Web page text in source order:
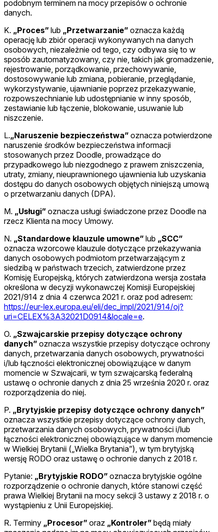
podobnym terminem na mocy przepisów o ochronie
danych.
K. „Proces” lub „Przetwarzanie” oznacza każdą
operację lub zbiór operacji wykonywanych na danych
osobowych, niezależnie od tego, czy odbywa się to w
sposób zautomatyzowany, czy nie, takich jak gromadzenie,
rejestrowanie, porządkowanie, przechowywanie,
dostosowywanie lub zmiana, pobieranie, przeglądanie,
wykorzystywanie, ujawnianie poprzez przekazywanie,
rozpowszechnianie lub udostępnianie w inny sposób,
zestawianie lub łączenie, blokowanie, usuwanie lub
niszczenie.
L.„Naruszenie bezpieczeństwa” oznacza potwierdzone
naruszenie środków bezpieczeństwa informacji
stosowanych przez Doodle, prowadzące do
przypadkowego lub niezgodnego z prawem zniszczenia,
utraty, zmiany, nieuprawnionego ujawnienia lub uzyskania
dostępu do danych osobowych objętych niniejszą umową
o przetwarzaniu danych (DPA).
M. „Usługi” oznacza usługi świadczone przez Doodle na
rzecz Klienta na mocy Umowy.
N. „Standardowe klauzule umowne” lub „SCC”
oznacza wzorcowe klauzule dotyczące przekazywania
danych osobowych podmiotom przetwarzającym z
siedzibą w państwach trzecich, zatwierdzone przez
Komisję Europejską, których zatwierdzona wersja została
określona w decyzji wykonawczej Komisji Europejskiej
2021/914 z dnia 4 czerwca 2021 r. oraz pod adresem:
https://eur-lex.europa.eu/eli/dec_impl/2021/914/oj?
uri=CELEX%3A32021D0914&locale=e.
O. „Szwajcarskie przepisy dotyczące ochrony
danych” oznacza wszystkie przepisy dotyczące ochrony
danych, przetwarzania danych osobowych, prywatności
i/lub łączności elektronicznej obowiązujące w danym
momencie w Szwajcarii, w tym szwajcarską federalną
ustawę o ochronie danych z dnia 25 września 2020 r. oraz
rozporządzenia do niej.
P. „Brytyjskie przepisy dotyczące ochrony danych”
oznacza wszystkie przepisy dotyczące ochrony danych,
przetwarzania danych osobowych, prywatności i/lub
łączności elektronicznej obowiązujące w danym momencie
w Wielkiej Brytanii („Wielka Brytania”), w tym brytyjską
wersję RODO oraz ustawę o ochronie danych z 2018 r.
Pytanie: „Brytyjskie RODO” oznacza brytyjskie ogólne
rozporządzenie o ochronie danych, które stanowi część
prawa Wielkiej Brytanii na mocy sekcji 3 ustawy z 2018 r. o
wystąpieniu z Unii Europejskiej.
R. Terminy „Procesor” oraz „Kontroler” będą miały